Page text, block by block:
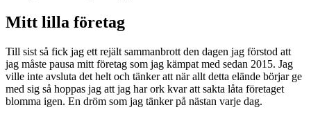
Mitt lilla företag
Till sist så fick jag ett rejält sammanbrott den dagen jag förstod att
jag måste pausa mitt företag som jag kämpat med sedan 2015. Jag
ville inte avsluta det helt och tänker att när allt detta elände börjar ge
med sig så hoppas jag att jag har ork kvar att sakta låta företaget
blomma igen. En dröm som jag tänker på nästan varje dag.